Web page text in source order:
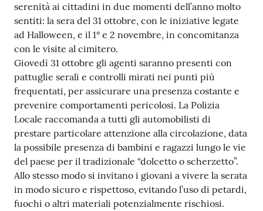
Seguici
su
serenità ai cittadini in due momenti dell’anno molto
sentiti: la sera del 31 ottobre, con le iniziative legate
ad Halloween, e il 1° e 2 novembre, in concomitanza
con le visite al cimitero.
Giovedì 31 ottobre gli agenti saranno presenti con
pattuglie serali e controlli mirati nei punti più
frequentati, per assicurare una presenza costante e
prevenire comportamenti pericolosi. La Polizia
Locale raccomanda a tutti gli automobilisti di
prestare particolare attenzione alla circolazione, data
la possibile presenza di bambini e ragazzi lungo le vie
del paese per il tradizionale “dolcetto o scherzetto”.
Allo stesso modo si invitano i giovani a vivere la serata
in modo sicuro e rispettoso, evitando l’uso di petardi,
fuochi o altri materiali potenzialmente rischiosi.